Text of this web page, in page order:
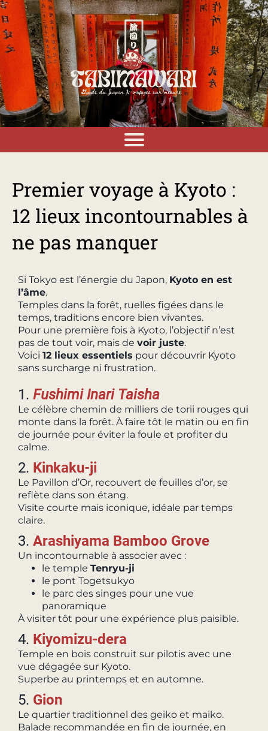
Premier voyage à Kyoto :
12 lieux incontournables à
ne pas manquer
Si Tokyo est l’énergie du Japon, Kyoto en est
l’âme.
Temples dans la forêt, ruelles figées dans le
temps, traditions encore bien vivantes.
Pour une première fois à Kyoto, l’objectif n’est
pas de tout voir, mais de voir juste.
Voici 12 lieux essentiels pour découvrir Kyoto
sans surcharge ni frustration.
1. Fushimi Inari Taisha
Le célèbre chemin de milliers de torii rouges qui
monte dans la forêt. À faire tôt le matin ou en fin
de journée pour éviter la foule et profiter du
calme.
2. Kinkaku-ji
Le Pavillon d’Or, recouvert de feuilles d’or, se
reflète dans son étang.
Visite courte mais iconique, idéale par temps
claire.
3. Arashiyama Bamboo Grove
Un incontournable à associer avec :
le temple Tenryu-ji
le pont Togetsukyo
le parc des singes pour une vue
panoramique
À visiter tôt pour une expérience plus paisible.
4. Kiyomizu-dera
Temple en bois construit sur pilotis avec une
vue dégagée sur Kyoto.
Superbe au printemps et en automne.
5. Gion
Le quartier traditionnel des geiko et maiko.
Balade recommandée en fin de journée, en